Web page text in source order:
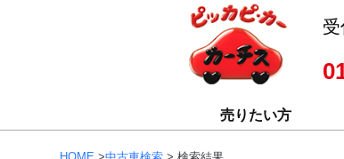
売りたい方